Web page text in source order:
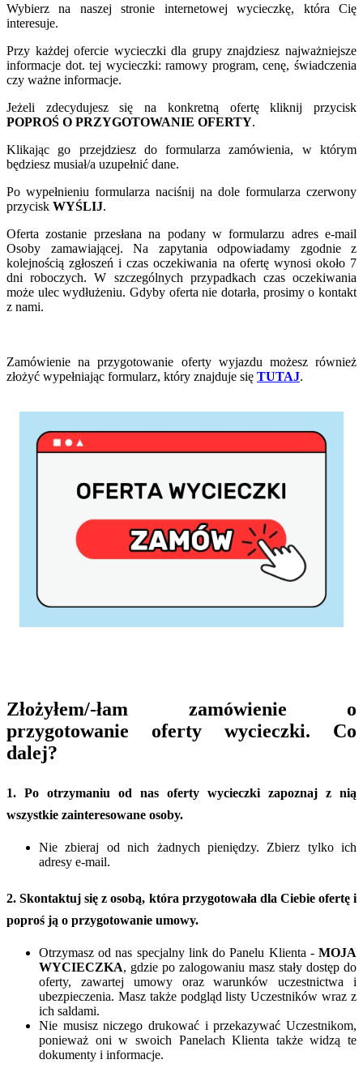
Wybierz na naszej stronie internetowej wycieczkę, która Cię
interesuje.
Przy każdej ofercie wycieczki dla grupy znajdziesz najważniejsze
informacje dot. tej wycieczki: ramowy program, cenę, świadczenia
czy ważne informacje.
Jeżeli zdecydujesz się na konkretną ofertę kliknij przycisk
POPROŚ O PRZYGOTOWANIE OFERTY.
Klikając go przejdziesz do formularza zamówienia, w którym
będziesz musiał/a uzupełnić dane.
Po wypełnieniu formularza naciśnij na dole formularza czerwony
przycisk WYŚLIJ.
Oferta zostanie przesłana na podany w formularzu adres e-mail
Osoby zamawiającej. Na zapytania odpowiadamy zgodnie z
kolejnością zgłoszeń i czas oczekiwania na ofertę wynosi około 7
dni roboczych. W szczególnych przypadkach czas oczekiwania
może ulec wydłużeniu. Gdyby oferta nie dotarła, prosimy o kontakt
z nami.
Zamówienie na przygotowanie oferty wyjazdu możesz również
złożyć wypełniając formularz, który znajduje się TUTAJ.
Złożyłem/-łam zamówienie o
przygotowanie oferty wycieczki. Co
dalej?
1. Po otrzymaniu od nas oferty wycieczki zapoznaj z nią
wszystkie zainteresowane osoby.
Nie zbieraj od nich żadnych pieniędzy. Zbierz tylko ich
adresy e-mail.
2. Skontaktuj się z osobą, która przygotowała dla Ciebie ofertę i
poproś ją o przygotowanie umowy.
Otrzymasz od nas specjalny link do Panelu Klienta - MOJA
WYCIECZKA, gdzie po zalogowaniu masz stały dostęp do
oferty, zawartej umowy oraz warunków uczestnictwa i
ubezpieczenia. Masz także podgląd listy Uczestników wraz z
ich saldami.
Nie musisz niczego drukować i przekazywać Uczestnikom,
ponieważ oni w swoich Panelach Klienta także widzą te
dokumenty i informacje.